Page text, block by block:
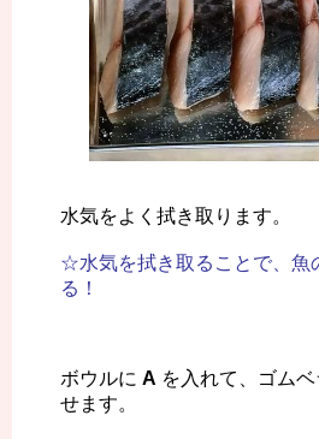
水気をよく拭き取ります。
☆水気を拭き取ることで、魚
る！
ボウルに A を入れて、ゴム
せます。